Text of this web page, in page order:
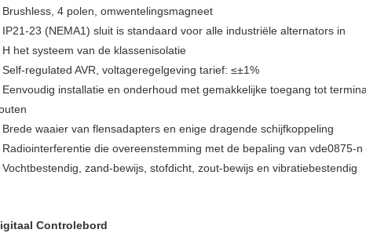
Brushless, 4 polen, omwentelingsmagneet
IP21-23 (NEMA1) sluit is standaard voor alle industriële alternators in
H het systeem van de klassenisolatie
Self-regulated AVR, voltageregelgeving tarief: ≤±1%
Eenvoudig installatie en onderhoud met gemakkelijke toegang tot
Brede waaier van flensadapters en enige dragende schijfkoppeling
Radiointerferentie die overeenstemming met de bepaling van vde0875-
Vochtbestendig, zand-bewijs, stofdicht, zout-bewijs en vibratiebestendig
Controlebord